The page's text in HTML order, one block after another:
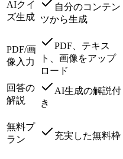
AIクイ
ズ生成
自分のコンテン
ツから生成
PDF/画
像入力
PDF、テキス
ト、画像をアップ
ロード
回答の
解説
AI生成の解説付
き
無料プ
ラン
充実した無料枠